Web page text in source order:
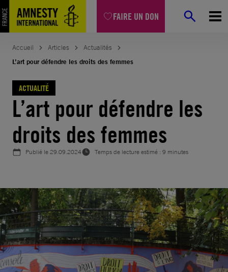
FAIRE UN DON
Aller
au
contenu
Accueil Articles
Actualités
L’art pour défendre les droits des femmes
ACTUALITÉ
L’art pour défendre les
droits des femmes
Publié le29.09.2024 Temps de lecture estimé : 9 minutes